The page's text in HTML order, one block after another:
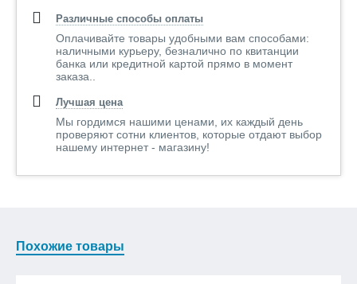
Различные способы оплаты
Оплачивайте товары удобными вам способами:
наличными курьеру, безналично по квитанции
банка или кредитной картой прямо в момент
заказа..
Лучшая цена
Мы гордимся нашими ценами, их каждый день
проверяют сотни клиентов, которые отдают выбор
нашему интернет - магазину!
Похожие товары